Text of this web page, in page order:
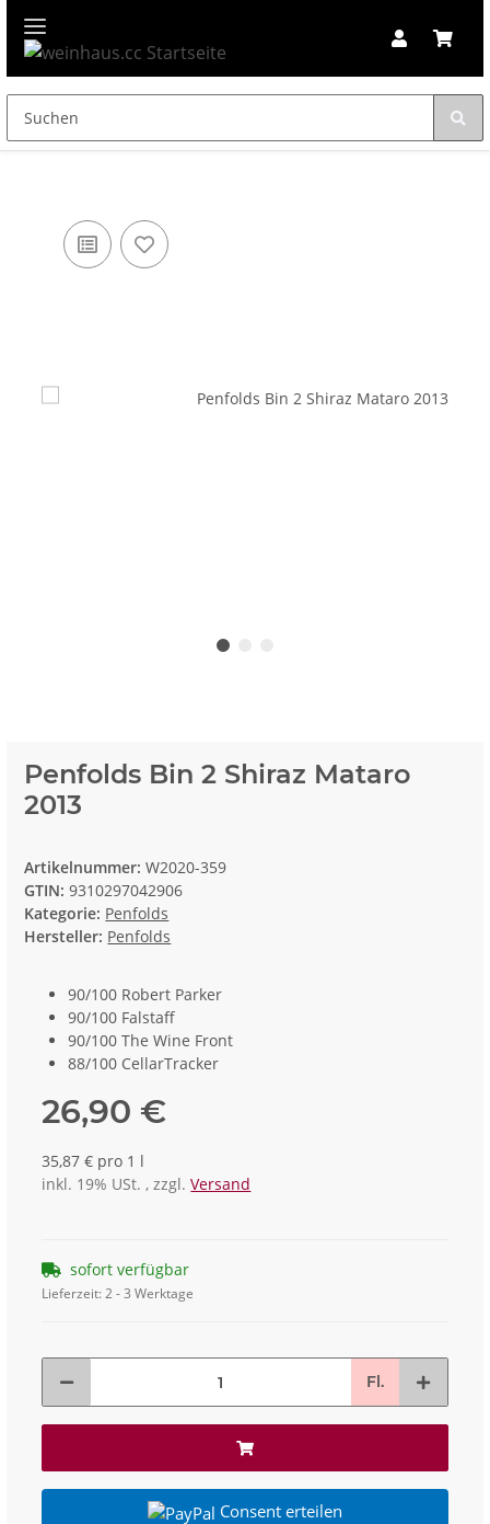
Penfolds Bin 2 Shiraz Mataro
2013
Artikelnummer:W2020-359
GTIN: 9310297042906
Kategorie: Penfolds
Hersteller: Penfolds
90/100 Robert Parker
90/100 Falstaff
90/100 The Wine Front
88/100 CellarTracker
26,90 €
35,87 € pro 1 l
inkl. 19% USt. , zzgl.Versand
sofort verfügbar
Lieferzeit:2 - 3 Werktage
Fl.
Consent erteilen